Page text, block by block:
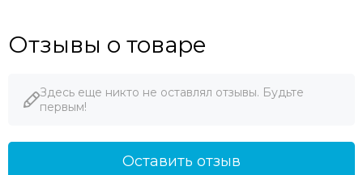
Отзывы о товаре
Здесь еще никто не оставлял отзывы. Будьте
первым!
Оставить отзыв